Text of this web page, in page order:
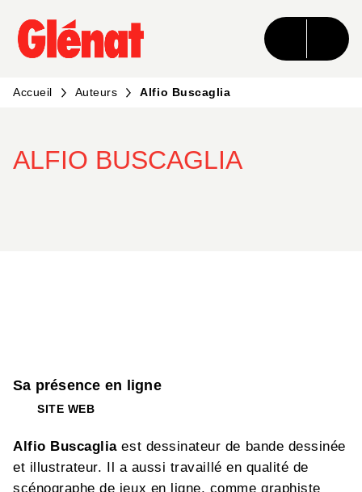
MENU RECHERCHE CONTENU
PIED DE PAGE
Accueil Auteurs Alfio Buscaglia
ALFIO BUSCAGLIA
Alfio Buscagliaest dessinateur de bande dessinée
et illustrateur. Il a aussi travaillé en qualité de
scénographe de jeux en ligne, comme graphiste
Sa présence en ligne
SITE WEB